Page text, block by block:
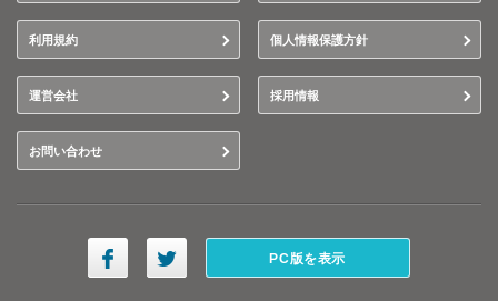
利用規約 個人情報保護方針
運営会社 採用情報
お問い合わせ
PC版を表示